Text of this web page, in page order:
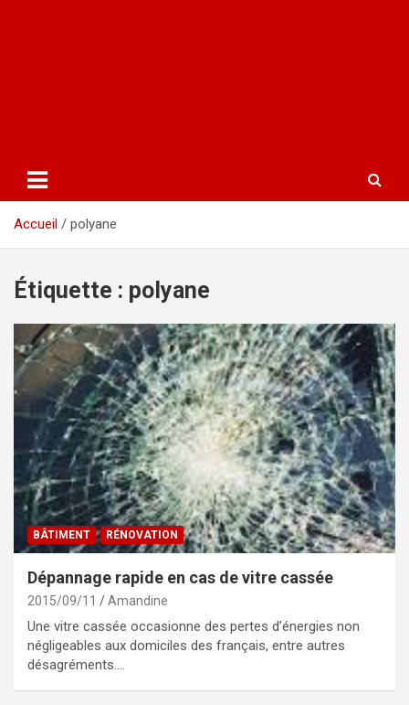
Accueil polyane
Étiquette : polyane
BÂTIMENT RÉNOVATION
Dépannage rapide en cas de vitre cassée
2015/09/11 Amandine
Une vitre cassée occasionne des pertes d’énergies non
négligeables aux domiciles des français, entre autres
désagréments.…